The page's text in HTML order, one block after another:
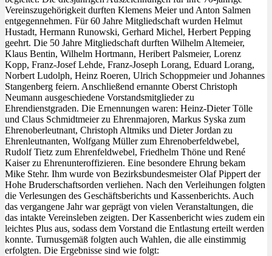
Vereinszugehörigkeit durften Klemens Meier und Anton Salmen
entgegennehmen. Für 60 Jahre Mitgliedschaft wurden Helmut
Hustadt, Hermann Runowski, Gerhard Michel, Herbert Pepping
geehrt. Die 50 Jahre Mitgliedschaft durften Wilhelm Altemeier,
Klaus Bentin, Wilhelm Hortmann, Heribert Palsmeier, Lorenz
Kopp, Franz-Josef Lehde, Franz-Joseph Lorang, Eduard Lorang,
Norbert Ludolph, Heinz Roeren, Ulrich Schoppmeier und Johannes
Stangenberg feiern. Anschließend ernannte Oberst Christoph
Neumann ausgeschiedene Vorstandsmitglieder zu
Ehrendienstgraden. Die Ernennungen waren: Heinz-Dieter Tölle
und Claus Schmidtmeier zu Ehrenmajoren, Markus Syska zum
Ehrenoberleutnant, Christoph Altmiks und Dieter Jordan zu
Ehrenleutnanten, Wolfgang Müller zum Ehrenoberfeldwebel,
Rudolf Tietz zum Ehrenfeldwebel, Friedhelm Thöne und René
Kaiser zu Ehrenunteroffizieren. Eine besondere Ehrung bekam
Mike Stehr. Ihm wurde von Bezirksbundesmeister Olaf Pippert der
Hohe Bruderschaftsorden verliehen. Nach den Verleihungen folgten
die Verlesungen des Geschäftsberichts und Kassenberichts. Auch
das vergangene Jahr war geprägt von vielen Veranstaltungen, die
das intakte Vereinsleben zeigten. Der Kassenbericht wies zudem ein
leichtes Plus aus, sodass dem Vorstand die Entlastung erteilt werden
konnte. Turnusgemäß folgten auch Wahlen, die alle einstimmig
erfolgten. Die Ergebnisse sind wie folgt: